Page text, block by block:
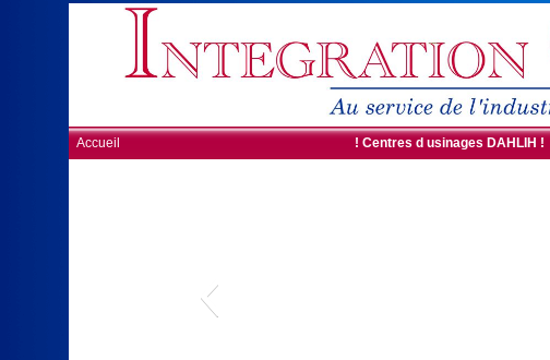
Accueil ! Centres d usinages DAHLIH !